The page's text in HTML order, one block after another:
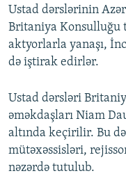
Ustad dərslərinin
Britaniya Konsulluğu
aktyorlarla yanaşı,
də iştirak edirlər.
Ustad dərsləri
əməkdaşları Niam
altında keçirilir. Bu
mütəxəssisləri,
nəzərdə tutulub.